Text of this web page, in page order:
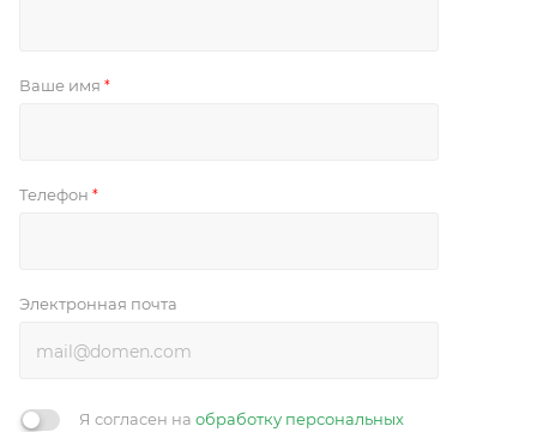
Ваше имя *
Телефон *
Электронная почта
Я согласен на обработку персональных